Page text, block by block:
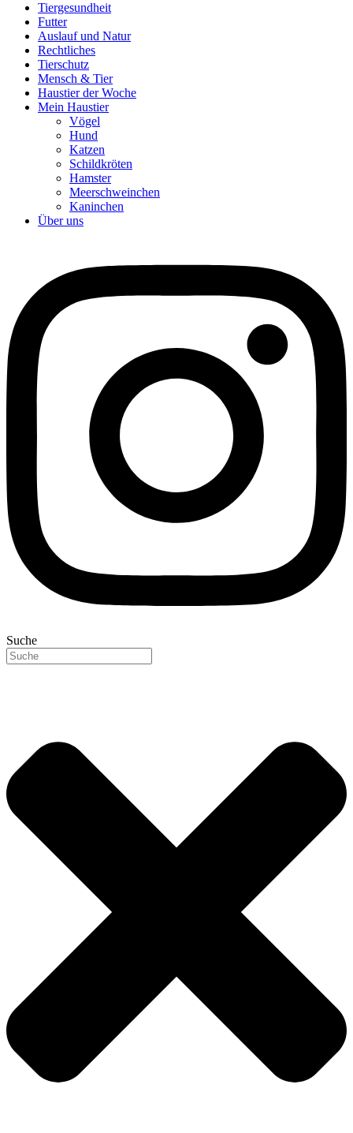
Tiergesundheit
Futter
Auslauf und Natur
Rechtliches
Tierschutz
Mensch & Tier
Haustier der Woche
Mein Haustier
Vögel
Hund
Katzen
Schildkröten
Hamster
Meerschweinchen
Kaninchen
Über uns
Suche